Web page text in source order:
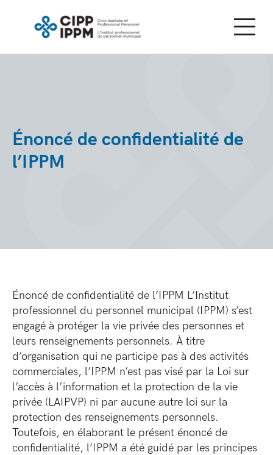
Énoncé de confidentialité de
l’IPPM
Énoncé de confidentialité de l’IPPM L’Institut
professionnel du personnel municipal (IPPM) s’est
engagé à protéger la vie privée des personnes et
leurs renseignements personnels. À titre
d’organisation qui ne participe pas à des activités
commerciales, l’IPPM n’est pas visé par la Loi sur
l’accès à l’information et la protection de la vie
privée (LAIPVP) ni par aucune autre loi sur la
protection des renseignements personnels.
Toutefois, en élaborant le présent énoncé de
confidentialité, l’IPPM a été guidé par les principes